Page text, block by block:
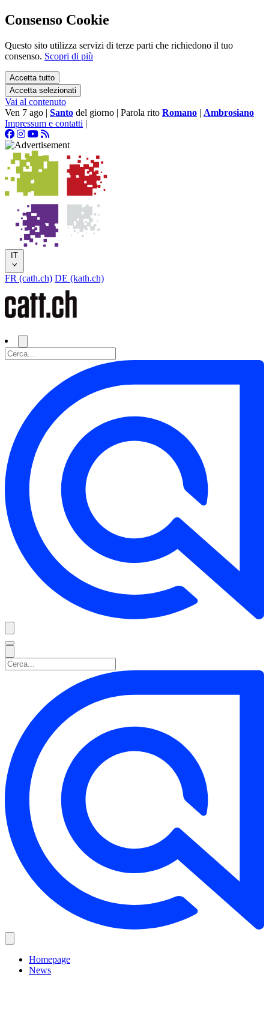
Consenso Cookie
Questo sito utilizza servizi di terze parti che richiedono il tuo
consenso. Scopri di più
Accetta tutto
Accetta selezionati
Vai al contenuto
Ven 7 ago | Santo del giorno | Parola rito Romano | Ambrosiano
Impressum e contatti |
IT
FR (cath.ch) DE (kath.ch)
Homepage
News